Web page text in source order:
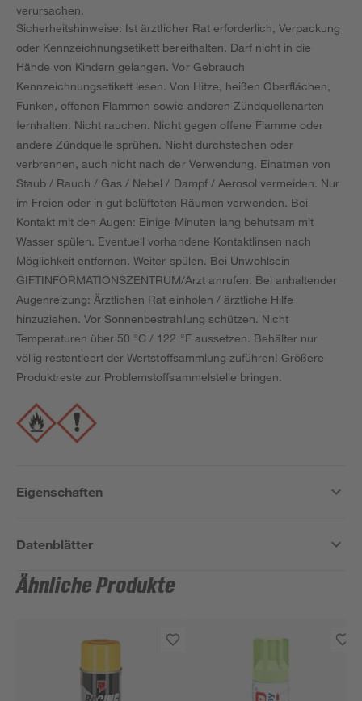
verursachen.
Sicherheitshinweise: Ist ärztlicher Rat erforderlich, Verpackung
oder Kennzeichnungsetikett bereithalten. Darf nicht in die
Hände von Kindern gelangen. Vor Gebrauch
Kennzeichnungsetikett lesen. Von Hitze, heißen Oberflächen,
Funken, offenen Flammen sowie anderen Zündquellenarten
fernhalten. Nicht rauchen. Nicht gegen offene Flamme oder
andere Zündquelle sprühen. Nicht durchstechen oder
verbrennen, auch nicht nach der Verwendung. Einatmen von
Staub / Rauch / Gas / Nebel / Dampf / Aerosol vermeiden. Nur
im Freien oder in gut belüfteten Räumen verwenden. Bei
Kontakt mit den Augen: Einige Minuten lang behutsam mit
Wasser spülen. Eventuell vorhandene Kontaktlinsen nach
Möglichkeit entfernen. Weiter spülen. Bei Unwohlsein
GIFTINFORMATIONSZENTRUM/Arzt anrufen. Bei anhaltender
Augenreizung: Ärztlichen Rat einholen / ärztliche Hilfe
hinzuziehen. Vor Sonnenbestrahlung schützen. Nicht
Temperaturen über 50 °C / 122 °F aussetzen. Behälter nur
völlig restentleert der Wertstoffsammlung zuführen! Größere
Produktreste zur Problemstoffsammelstelle bringen.
Eigenschaften
Datenblätter
Ähnliche Produkte